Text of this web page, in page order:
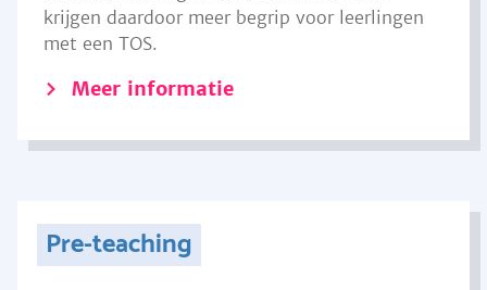
krijgen daardoor meer begrip voor leerlingen
met een TOS.
Meer informatie
Pre-teaching